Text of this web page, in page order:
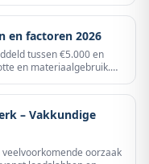
en factoren 2026
tussen €5.000 en
en materiaalgebruik.
– Vakkundige
oorzaak